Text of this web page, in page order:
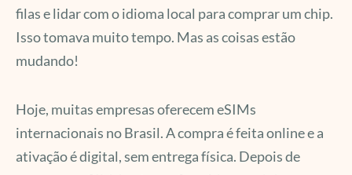
filas e lidar com o idioma local para comprar um chip.
Isso tomava muito tempo. Mas as coisas estão
mudando!
Hoje, muitas empresas oferecem eSIMs
internacionais no Brasil. A compra é feita online e a
ativação é digital, sem entrega física. Depois de